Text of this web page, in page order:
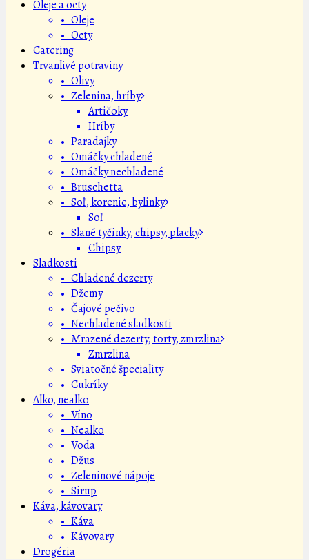
Oleje a octy
• Oleje
• Octy
Catering
Trvanlivé potraviny
• Olivy
• Zelenina, hríby
Artičoky
Hríby
• Paradajky
• Omáčky chladené
• Omáčky nechladené
• Bruschetta
• Soľ, korenie, bylinky
Soľ
• Slané tyčinky, chipsy, placky
Chipsy
Sladkosti
• Chladené dezerty
• Džemy
• Čajové pečivo
• Nechladené sladkosti
• Mrazené dezerty, torty, zmrzlina
Zmrzlina
• Sviatočné špeciality
• Cukríky
Alko, nealko
• Víno
• Nealko
• Voda
• Džus
• Zeleninové nápoje
• Sirup
Káva, kávovary
• Káva
• Kávovary
Drogéria